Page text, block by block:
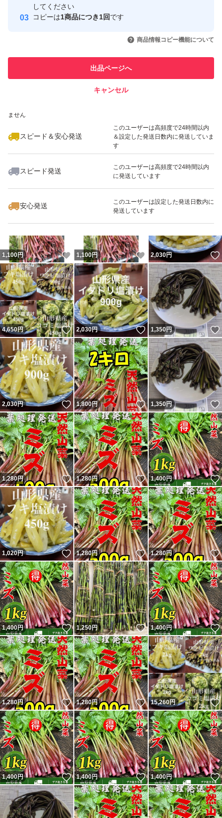
取引実績
引を完了させた実績があります
での取引実績があります
ません
スピード＆安心発送
このユーザーは高頻度で24時間以内
＆設定した発送日数内に発送していま
す
スピード発送
このユーザーは高頻度で24時間以内
に発送しています
安心発送
このユーザーは設定した発送日数内に
発送しています
してください
コピーは1商品につき1回です
商品情報コピー機能について
出品ページへ
キャンセル
いいね！
1,020
1,100円 いいね！
1,100円 いいね！
2,030円
4,650円 いいね！
2,030円 いいね！
1,350円
2,030円 いいね！
1,800円 いいね！
1,350円
1,280円 いいね！
1,280円 いいね！
1,400円
1,020円 いいね！
1,280円 いいね！
1,280円
1,400円 いいね！
1,250円 いいね！
1,400円
1,280円 いいね！
1,280円 いいね！
15,260円
1,400円 いいね！
1,400円 いいね！
1,400円